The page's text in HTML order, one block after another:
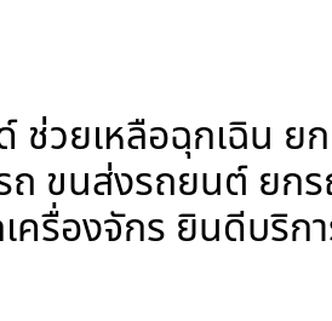
ช่วยเหลือฉุกเฉิน ยก
ถ ขนส่งรถยนต์ ยก
รื่องจักร ยินดีบริก